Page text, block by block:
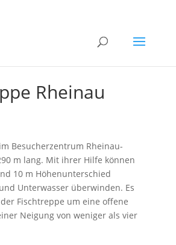
Rheinau
Besucherzentrum Rheinau-
m lang. Mit ihrer Hilfe können
10 m Höhenunterschied
Unterwasser überwinden. Es
Fischtreppe um eine offene
Neigung von weniger als vier